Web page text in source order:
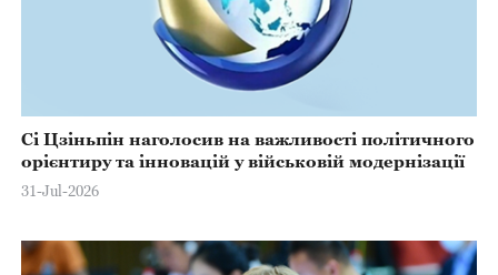
Сі Цзіньпін наголосив на важливості політичного
орієнтиру та інновацій у військовій модернізації
31-Jul-2026